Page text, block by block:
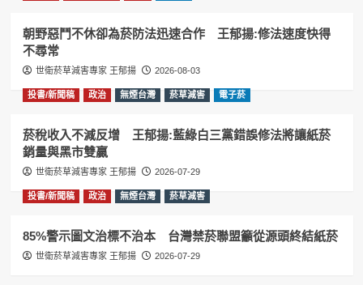
朝野惡鬥不休卻為菸防法迅速合作 王郁揚:修法速度快得
不尋常
世衛菸草減害專家 王郁揚 2026-08-03
投書/新聞稿 政治 無煙台灣 菸草減害 電子菸
菸稅收入不減反增 王郁揚:藍綠白三黨錯誤修法將讓紙菸
銷量與黑市雙贏
世衛菸草減害專家 王郁揚 2026-07-29
投書/新聞稿 政治 無煙台灣 菸草減害
85%警示圖文治標不治本 台灣禁菸聯盟籲從源頭終結紙菸
世衛菸草減害專家 王郁揚 2026-07-29